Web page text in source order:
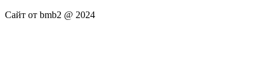
Сайт от bmb2 @ 2024